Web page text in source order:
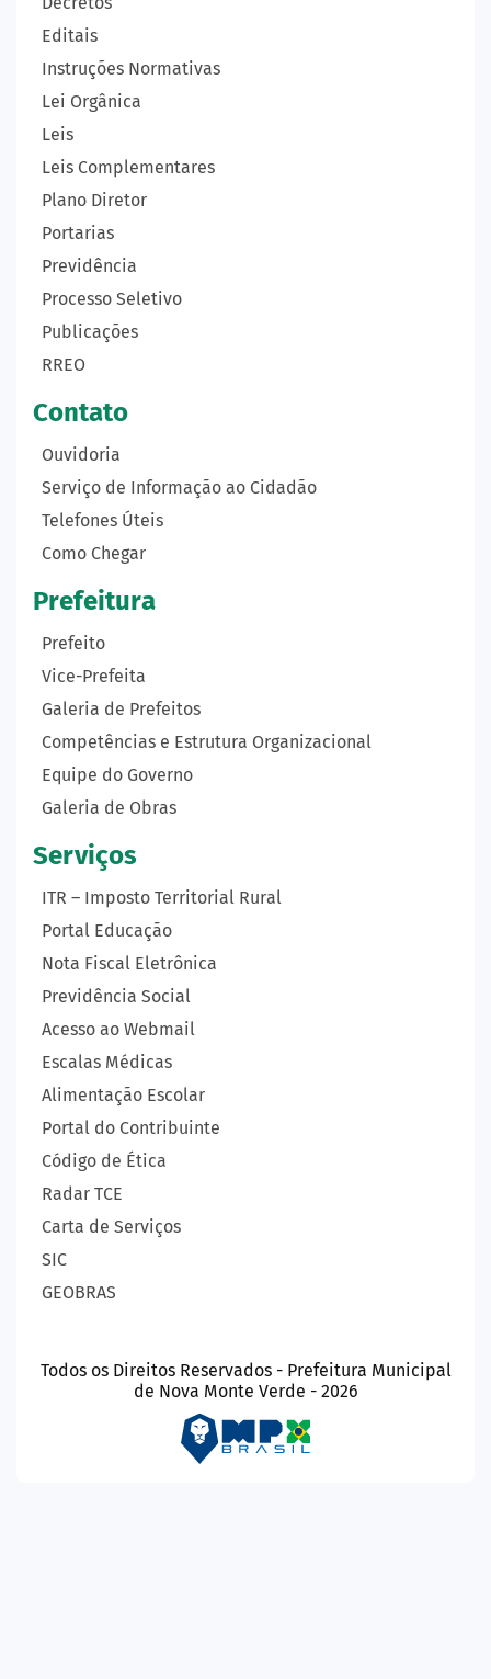
Editais
Instruções Normativas
Lei Orgânica
Leis
Leis Complementares
Plano Diretor
Portarias
Previdência
Processo Seletivo
Publicações
RREO
Contato
Ouvidoria
Serviço de Informação ao Cidadão
Telefones Úteis
Como Chegar
Prefeitura
Prefeito
Vice-Prefeita
Galeria de Prefeitos
Competências e Estrutura Organizacional
Equipe do Governo
Galeria de Obras
Serviços
ITR – Imposto Territorial Rural
Portal Educação
Nota Fiscal Eletrônica
Previdência Social
Acesso ao Webmail
Escalas Médicas
Alimentação Escolar
Portal do Contribuinte
Código de Ética
Radar TCE
Carta de Serviços
SIC
GEOBRAS
Todos os Direitos Reservados - Prefeitura Municipal
de Nova Monte Verde - 2026